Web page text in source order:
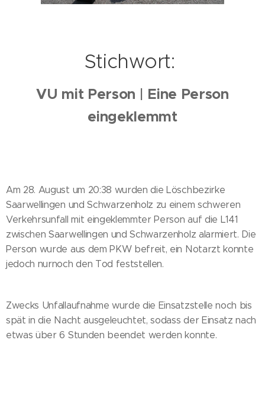
Stichwort:
VU mit Person | Eine Person
eingeklemmt
Am 28. August um 20:38 wurden die Löschbezirke
Saarwellingen und Schwarzenholz zu einem schweren
Verkehrsunfall mit eingeklemmter Person auf die L141
zwischen Saarwellingen und Schwarzenholz alarmiert. Die
Person wurde aus dem PKW befreit, ein Notarzt konnte
jedoch nurnoch den Tod feststellen.
Zwecks Unfallaufnahme wurde die Einsatzstelle noch bis
spät in die Nacht ausgeleuchtet, sodass der Einsatz nach
etwas über 6 Stunden beendet werden konnte.